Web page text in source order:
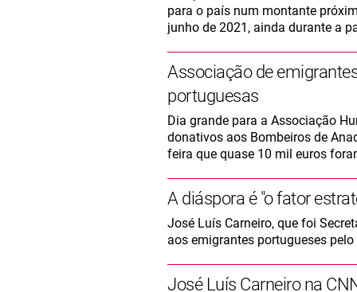
para o país num montante
junho de 2021, ainda durante a
Associação de
portuguesas
Dia grande para a Associação
donativos aos Bombeiros de
feira que quase 10 mil euros
A diáspora é "o fator
José Luís Carneiro, que foi
aos emigrantes portugueses
José Luís Carneiro na